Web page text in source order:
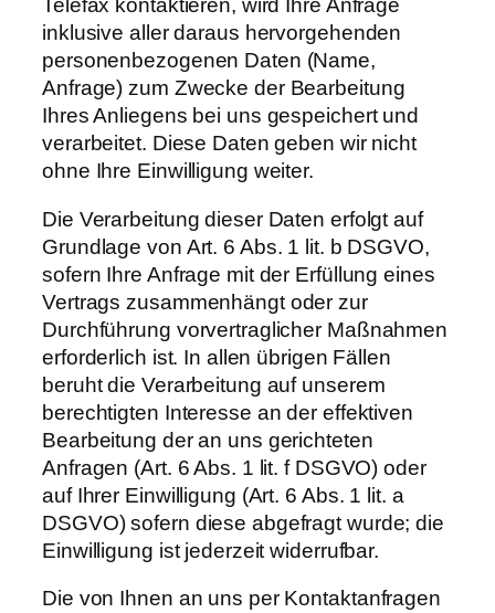
Telefax kontaktieren, wird Ihre Anfrage
inklusive aller daraus hervorgehenden
personenbezogenen Daten (Name,
Anfrage) zum Zwecke der Bearbeitung
Ihres Anliegens bei uns gespeichert und
verarbeitet. Diese Daten geben wir nicht
ohne Ihre Einwilligung weiter.
Die Verarbeitung dieser Daten erfolgt auf
Grundlage von Art. 6 Abs. 1 lit. b DSGVO,
sofern Ihre Anfrage mit der Erfüllung eines
Vertrags zusammenhängt oder zur
Durchführung vorvertraglicher Maßnahmen
erforderlich ist. In allen übrigen Fällen
beruht die Verarbeitung auf unserem
berechtigten Interesse an der effektiven
Bearbeitung der an uns gerichteten
Anfragen (Art. 6 Abs. 1 lit. f DSGVO) oder
auf Ihrer Einwilligung (Art. 6 Abs. 1 lit. a
DSGVO) sofern diese abgefragt wurde; die
Einwilligung ist jederzeit widerrufbar.
Die von Ihnen an uns per Kontaktanfragen